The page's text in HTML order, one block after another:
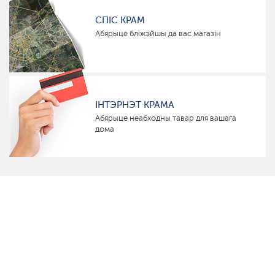
СПІС КРАМ
Абярыце бліжэйшы да вас магазін
ІНТЭРНЭТ КРАМА
Абярыце неабходны тавар для вашага
дома